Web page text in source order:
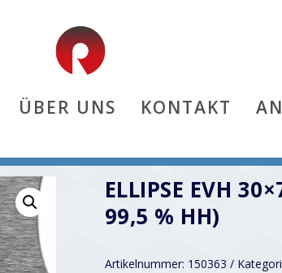
ÜBER UNS KONTAKT
ELLIPSE EVH
99,5 % HH)
Artikelnummer: 150363